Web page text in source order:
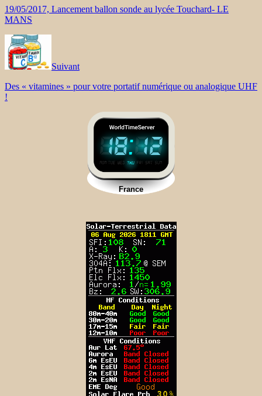
19/05/2017, Lancement ballon sonde au lycée Touchard- LE
MANS
Suivant
Des « vitamines » pour votre portatif numérique ou analogique UHF
!